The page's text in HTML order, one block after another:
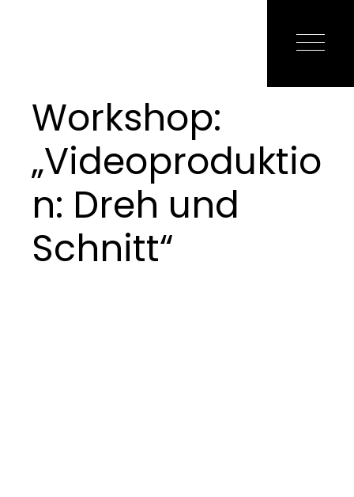
Workshop:
„Videoproduktio
n: Dreh und
Schnitt“